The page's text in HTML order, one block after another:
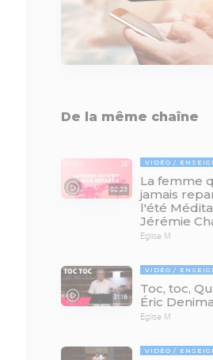
De la même chaîne
02:23
VIDÉO
La femme
jamais
l'été
Jérémie
Eglise M
31:16
VIDÉO
Toc, toc,
Éric
Eglise M
VIDÉO